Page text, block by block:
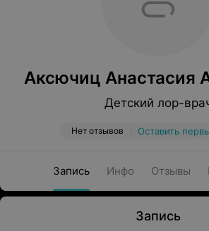
Аксючиц Анастасия
Детский лор-
Нет отзывов Оставить
Запись Инфо Отзывы
Запись